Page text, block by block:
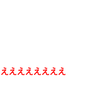
えええええええ